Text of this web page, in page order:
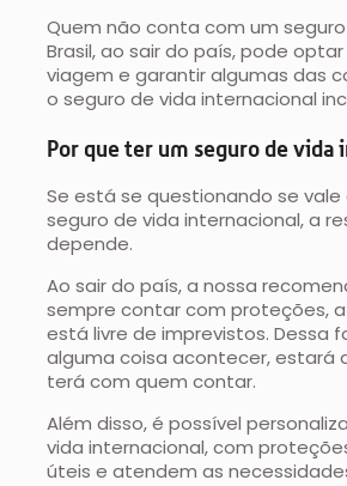
Quem não conta com um
Brasil, ao sair do país, pode
viagem e garantir algumas das
o seguro de vida internacional
Por que ter um seguro de vida
Se está se questionando se
seguro de vida internacional, a
depende.
Ao sair do país, a nossa
sempre contar com proteções,
está livre de imprevistos. Dessa
alguma coisa acontecer, estará
terá com quem contar.
Além disso, é possível
vida internacional, com
úteis e atendem as